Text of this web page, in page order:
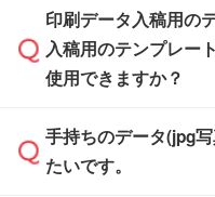
※土日祝日を除く営
※沖縄・離島は追加
ザインソフトがな
また、「データ作成
せいただければ、
タを1点作成いたしま
Illustratorや
ザインソフトでこ
い方は、完全データ
積・ご注文フォー
ください。
印刷データ入稿用の
入稿用のテンプレー
使用できますか？
一部商品は入稿用
ます。各商品ページ
手持ちのデータ(jpg
たいです。